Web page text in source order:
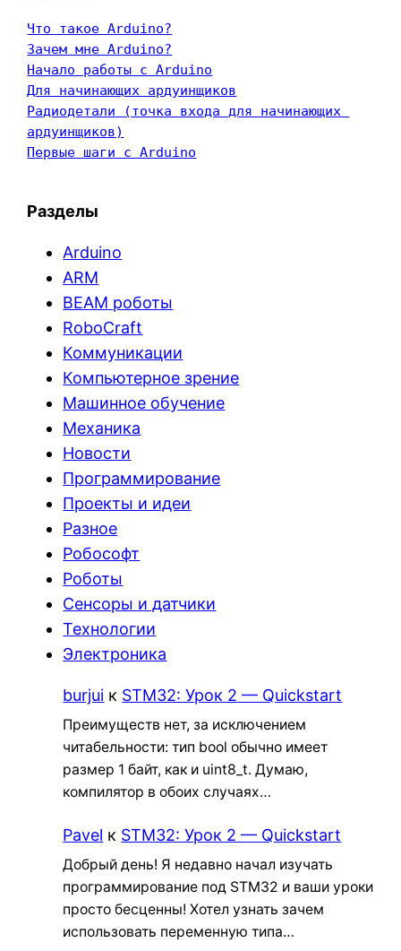
Что такое Arduino?
Зачем мне Arduino?
Начало работы с Arduino
Для начинающих ардуинщиков
Радиодетали (точка входа для начинающих
ардуинщиков)
Первые шаги с Arduino
Разделы
Arduino
ARM
BEAM роботы
RoboCraft
Коммуникации
Компьютерное зрение
Машинное обучение
Механика
Новости
Программирование
Проекты и идеи
Разное
Робософт
Роботы
Сенсоры и датчики
Технологии
Электроника
burjui к STM32: Урок 2 — Quickstart
Преимуществ нет, за исключением
читабельности: тип bool обычно имеет
размер 1 байт, как и uint8_t. Думаю,
компилятор в обоих случаях…
Pavel к STM32: Урок 2 — Quickstart
Добрый день! Я недавно начал изучать
программирование под STM32 и ваши уроки
просто бесценны! Хотел узнать зачем
использовать переменную типа…